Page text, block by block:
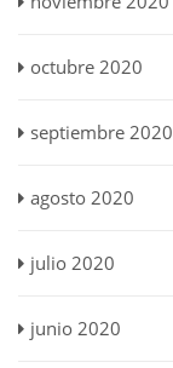
octubre 2020
septiembre 2020
agosto 2020
julio 2020
junio 2020